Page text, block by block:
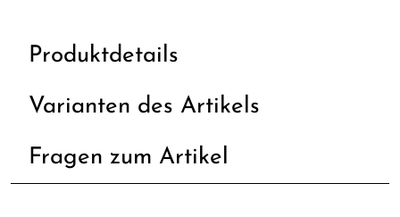
Produktdetails
Varianten des Artikels
Fragen zum Artikel